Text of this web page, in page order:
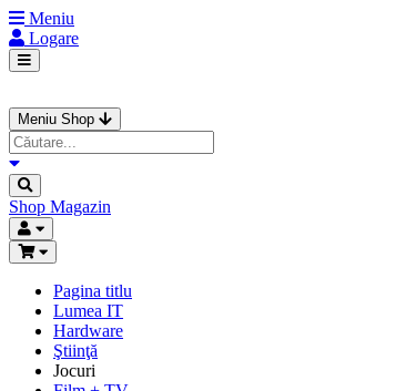
Meniu
Logare
Meniu Shop
Shop Magazin
Pagina titlu
Lumea IT
Hardware
Ştiinţă
Jocuri